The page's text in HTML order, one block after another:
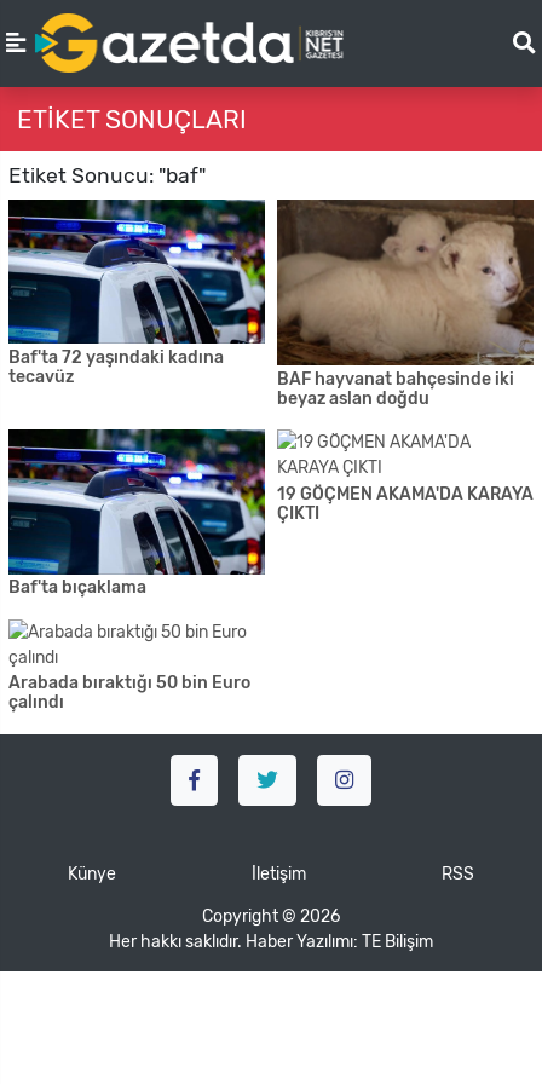
ETIKET SONUÇLARI
Etiket Sonucu: "baf"
Baf'ta 72 yaşındaki kadına
tecavüz
BAF hayvanat bahçesinde iki
beyaz aslan doğdu
Baf'ta bıçaklama
19 GÖÇMEN AKAMA'DA KARAYA
ÇIKTI
Arabada bıraktığı 50 bin Euro
çalındı
Künye İletişim RSS
Copyright © 2026
Her hakkı saklıdır. Haber Yazılımı: TE Bilişim